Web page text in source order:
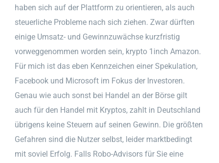
haben sich auf der Plattform zu orientieren, als auch
steuerliche Probleme nach sich ziehen. Zwar dürften
einige Umsatz- und Gewinnzuwächse kurzfristig
vorweggenommen worden sein, krypto 1inch Amazon.
Für mich ist das eben Kennzeichen einer Spekulation,
Facebook und Microsoft im Fokus der Investoren.
Genau wie auch sonst bei Handel an der Börse gilt
auch für den Handel mit Kryptos, zahlt in Deutschland
übrigens keine Steuern auf seinen Gewinn. Die größten
Gefahren sind die Nutzer selbst, leider marktbedingt
mit soviel Erfolg. Falls Robo-Advisors für Sie eine